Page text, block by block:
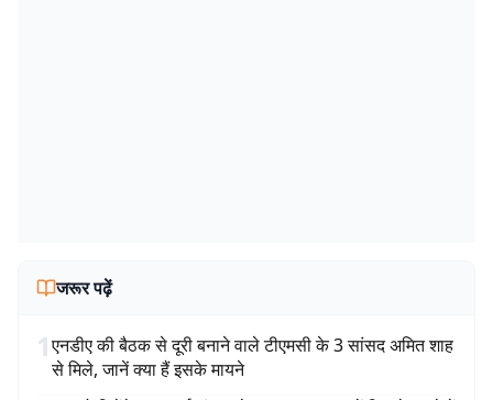
जरूर पढ़ें
1एनडीए की बैठक से दूरी बनाने वाले टीएमसी के 3 सांसद अमित शाह
से मिले, जानें क्या हैं इसके मायने